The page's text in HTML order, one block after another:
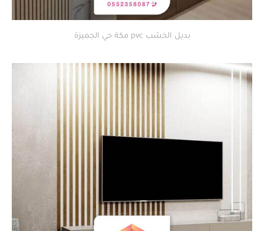
بديل الخشب pvc مكة حي الجميزة